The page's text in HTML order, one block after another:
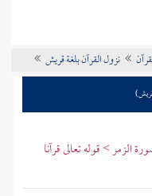
نزول القرآن بلغة قريش
الزمر > قوله تعالى قرآنا